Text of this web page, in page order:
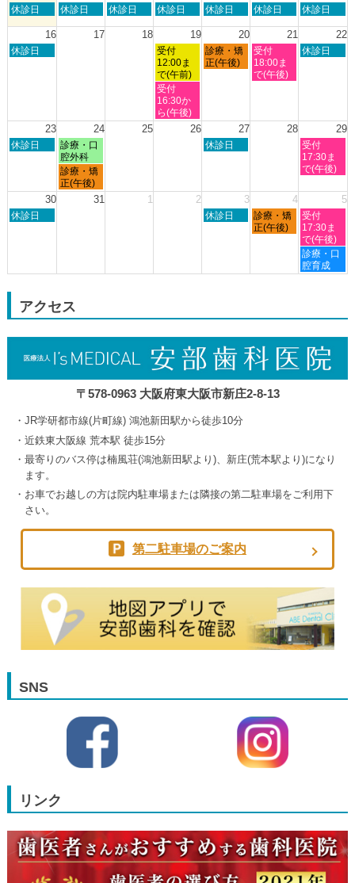
月
日
8
月
休診日
月
休診日
火
休診日
水
8
月
12th
2026
休診日
木
8
月
13th
休診日
金
8
月
14th
2026
休診日
土
8
月
休診日
16 17 18 19 20 21 22
日
2026
休診日
水
曜
日,
8
月
19th
2026
受付
12:00ま
で(午前)
木
曜
2026
診療・矯
正(午後)
金
曜
日,
2026
受付
18:00ま
で(午後)
土
2026
休診日
水
曜
日,
8
受付
16:30か
ら(午後)
23 24 25 26 27 28 29
日
月
2026
休診日
月
曜
日,
8
月
診療・口
腔外科
木
月
2026
休診日
土
曜
日,
月
2026
受付
17:30ま
で(午後)
月
曜
日,
診療・矯
正(午後)
30 31 1 2 3 4 5
日
30th
休診日
木
3rd
休診日
金
曜
4th
診療・矯
正(午後)
土
曜
日,
9
月
5th
受付
17:30ま
で(午後)
土
曜
日,
診療・口
腔育成
アクセス
〒578-0963 大阪府東大阪市新庄2-8-13
JR学研都市線(片町線) 鴻池新田駅から徒歩10分
近鉄東大阪線 荒本駅 徒歩15分
最寄りのバス停は楠風荘(鴻池新田駅より)、新庄(荒本駅より)になり
ます。
お車でお越しの方は院内駐車場または隣接の第二駐車場をご利用下
さい。
第二駐車場のご案内
SNS
リンク